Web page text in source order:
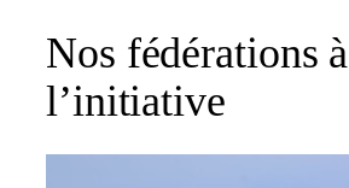
Nos fédérations à
l’initiative